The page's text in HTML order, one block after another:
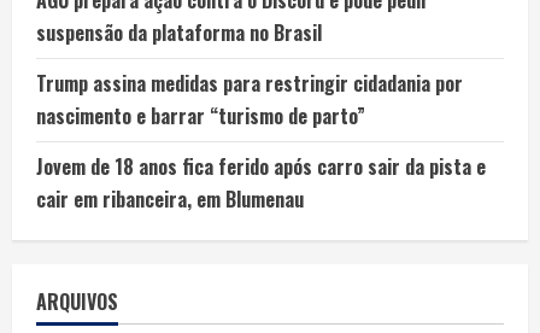
suspensão da plataforma no Brasil
Trump assina medidas para restringir cidadania por
nascimento e barrar “turismo de parto”
Jovem de 18 anos fica ferido após carro sair da pista e
cair em ribanceira, em Blumenau
ARQUIVOS